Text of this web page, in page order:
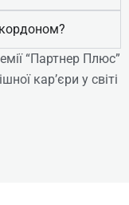
“Партнер Плюс”
кар’єри у світі